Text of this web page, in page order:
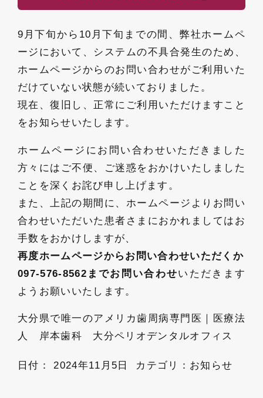
9月下旬から10月下旬までの間、弊社ホームペ
ージにおいて、システムの不具合発生のため、
ホームページからのお問い合わせがご利用いた
だけていない状態が続いておりました。
現在、復旧し、正常にご利用いただけますこと
をお知らせいたします。
ホームページにお問い合わせいただきました
方々にはご不便、ご迷惑をおかけいたしました
ことを深くお詫び申し上げます。
また、上記の期間に、ホームページよりお問い
合わせいただいた患者さまにおかれましてはお
手数をおかけしますが、
再度ホームページからお問い合わせいただくか
097-576-8562までお問い合わせいただきます
ようお願いいたします。
大分県で唯一のアメリカ歯周病専門医｜医療法
人 岸本歯科 大分ペリオデンタルオフィス
日付：2024年11月5日 カテゴリ： お知らせ